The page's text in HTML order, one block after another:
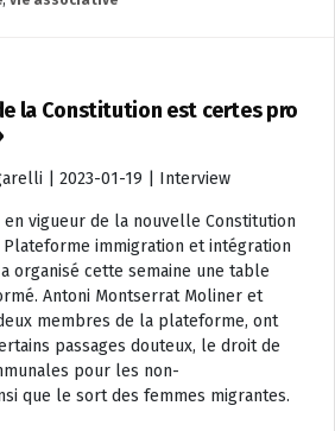
la Constitution est certes pro
| 2023-01-19 | Interview
en vigueur de la nouvelle Constitution
immigration et intégration
organisé cette semaine une table
Antoni Montserrat Moliner et
membres de la plateforme, ont
passages douteux, le droit de
pour les non-
que le sort des femmes migrantes.